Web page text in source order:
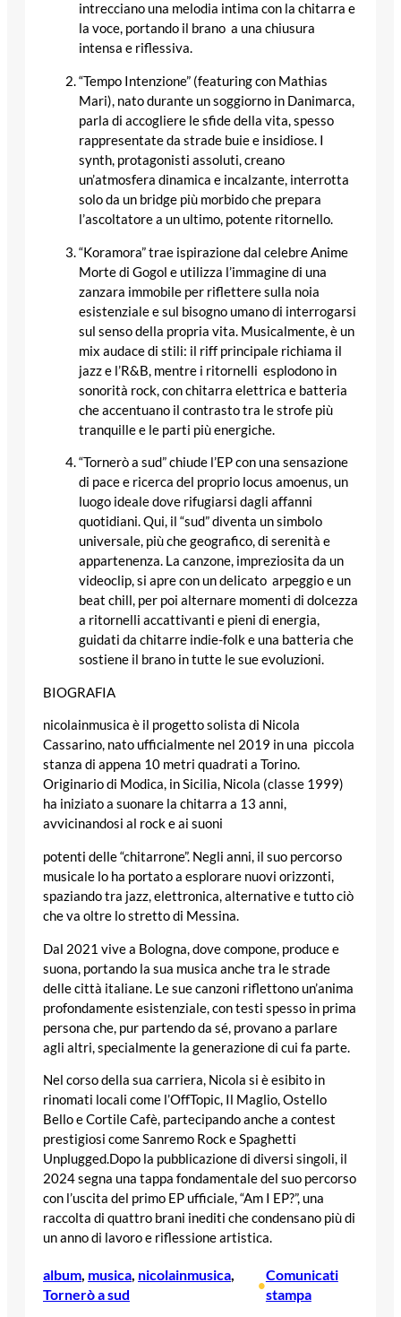
intrecciano una melodia intima con la chitarra e
la voce, portando il brano a una chiusura
intensa e riflessiva.
“Tempo Intenzione” (featuring con Mathias
Mari), nato durante un soggiorno in Danimarca,
parla di accogliere le sfide della vita, spesso
rappresentate da strade buie e insidiose. I
synth, protagonisti assoluti, creano
un’atmosfera dinamica e incalzante, interrotta
solo da un bridge più morbido che prepara
l’ascoltatore a un ultimo, potente ritornello.
“Koramora” trae ispirazione dal celebre Anime
Morte di Gogol e utilizza l’immagine di una
zanzara immobile per riflettere sulla noia
esistenziale e sul bisogno umano di interrogarsi
sul senso della propria vita. Musicalmente, è un
mix audace di stili: il riff principale richiama il
jazz e l’R&B, mentre i ritornelli esplodono in
sonorità rock, con chitarra elettrica e batteria
che accentuano il contrasto tra le strofe più
tranquille e le parti più energiche.
“Tornerò a sud” chiude l’EP con una sensazione
di pace e ricerca del proprio locus amoenus, un
luogo ideale dove rifugiarsi dagli affanni
quotidiani. Qui, il “sud” diventa un simbolo
universale, più che geografico, di serenità e
appartenenza. La canzone, impreziosita da un
videoclip, si apre con un delicato arpeggio e un
beat chill, per poi alternare momenti di dolcezza
a ritornelli accattivanti e pieni di energia,
guidati da chitarre indie-folk e una batteria che
sostiene il brano in tutte le sue evoluzioni.
BIOGRAFIA
nicolainmusica è il progetto solista di Nicola
Cassarino, nato ufficialmente nel 2019 in una piccola
stanza di appena 10 metri quadrati a Torino.
Originario di Modica, in Sicilia, Nicola (classe 1999)
ha iniziato a suonare la chitarra a 13 anni,
avvicinandosi al rock e ai suoni
potenti delle “chitarrone”. Negli anni, il suo percorso
musicale lo ha portato a esplorare nuovi orizzonti,
spaziando tra jazz, elettronica, alternative e tutto ciò
che va oltre lo stretto di Messina.
Dal 2021 vive a Bologna, dove compone, produce e
suona, portando la sua musica anche tra le strade
delle città italiane. Le sue canzoni riflettono un’anima
profondamente esistenziale, con testi spesso in prima
persona che, pur partendo da sé, provano a parlare
agli altri, specialmente la generazione di cui fa parte.
Nel corso della sua carriera, Nicola si è esibito in
rinomati locali come l’OffTopic, Il Maglio, Ostello
Bello e Cortile Cafè, partecipando anche a contest
prestigiosi come Sanremo Rock e Spaghetti
Unplugged.Dopo la pubblicazione di diversi singoli, il
2024 segna una tappa fondamentale del suo percorso
con l’uscita del primo EP ufficiale, “Am I EP?”, una
raccolta di quattro brani inediti che condensano più di
un anno di lavoro e riflessione artistica.
album musica nicolainmusica
Tornerò a sud
•
Comunicati
stampa